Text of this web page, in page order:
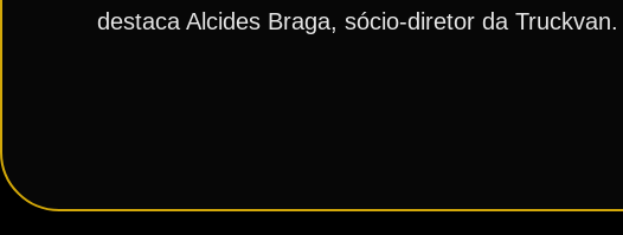
destaca Alcides Braga, sócio-diretor da Truckvan.